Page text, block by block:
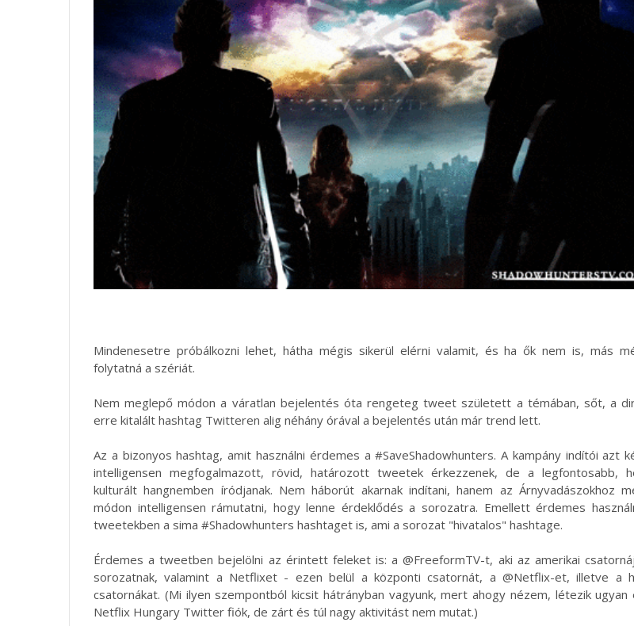
Mindenesetre próbálkozni lehet, hátha mégis sikerül elérni valamit, és ha ők nem is, más
folytatná a szériát.
Nem meglepő módon a váratlan bejelentés óta rengeteg tweet született a témában, sőt, a
erre kitalált hashtag Twitteren alig néhány órával a bejelentés után már trend lett.
Az a bizonyos hashtag, amit használni érdemes a #SaveShadowhunters. A kampány indítói azt
intelligensen megfogalmazott, rövid, határozott tweetek érkezzenek, de a legfontosabb,
kulturált hangnemben íródjanak. Nem háborút akarnak indítani, hanem az Árnyvadászokhoz
módon intelligensen rámutatni, hogy lenne érdeklődés a sorozatra. Emellett érdemes
tweetekben a sima #Shadowhunters hashtaget is, ami a sorozat "hivatalos" hashtage.
Érdemes a tweetben bejelölni az érintett feleket is: a @FreeformTV-t, aki az amerikai
sorozatnak, valamint a Netflixet - ezen belül a központi csatornát, a @Netflix-et, illetve a
csatornákat. (Mi ilyen szempontból kicsit hátrányban vagyunk, mert ahogy nézem, létezik ugyan
Netflix Hungary Twitter fiók, de zárt és túl nagy aktivitást nem mutat.)